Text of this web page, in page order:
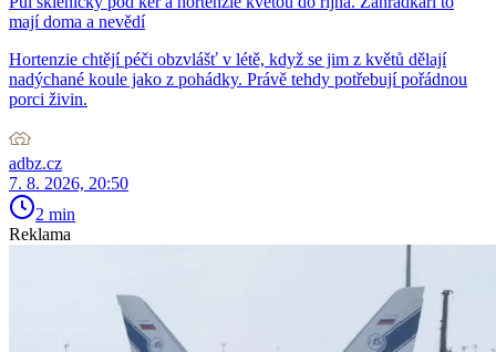
mají doma a nevědí
Hortenzie chtějí péči obzvlášť v létě, když se jim z květů dělají
nadýchané koule jako z pohádky. Právě tehdy potřebují pořádnou
porci živin.
adbz.cz
7. 8. 2026, 20:50
2 min
Reklama